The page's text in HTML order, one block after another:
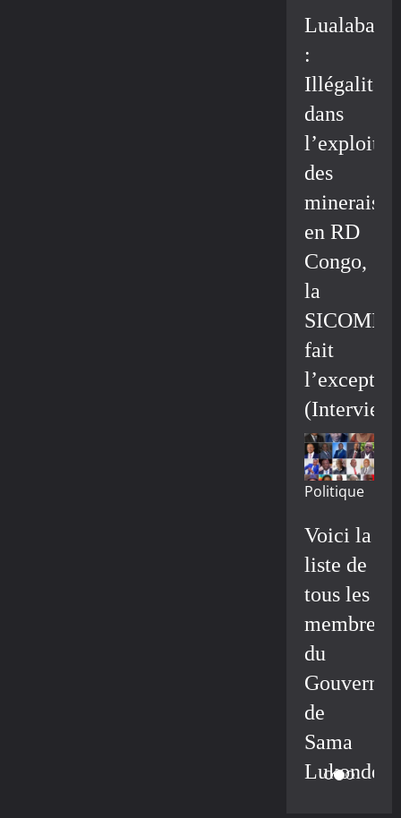
Lualaba
:
Illégalité
dans
des
minerais
en RD
Congo,
la
fait
(Interview)
Politique
Voici la
liste de
tous les
membres
du
de
Sama
Lukonde